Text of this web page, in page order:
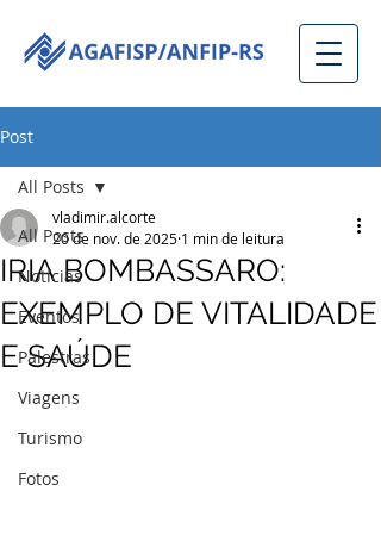
Post
All Posts
Notícias
Eventos
Palestras
Viagens
Turismo
Fotos
All Posts
IRIA BOMBASSARO:
EXEMPLO DE VITALIDADE
E SAÚDE
vladimir.alcorte
20 de nov. de 2025 1 min de leitura